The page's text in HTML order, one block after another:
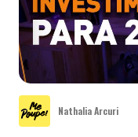
Nathalia Arcuri